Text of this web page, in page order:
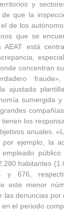
y
que la
de los
que se
AEAT está
concentran
fraude»,
ajustada
sumergida
los
anuales.
ejemplo, la
habitantes
y 676,
este menor
las denuncias por
el periodo